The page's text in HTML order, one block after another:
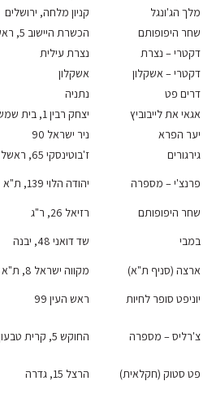
הג'ונגל
קניון מלחה, ירושלים
היפופותם
הכשרת היישוב 5, ראשל"צ
– נצרת
נצרת עילית
– אשקלון
אשקלון
פט
את לייבוביץ
יצחק רבין 1, בית שמש
הפרא
ניר ישראל 90
ז'בוטינסקי 65, ראשל"צ
– מספרה
יהודה הלוי 139, ת"א
היפופותם
רזיאל 26, ר"ג
שד דואני 48, יבנה
(סניף ת"א)
מקווה ישראל 8, ת"א
סופר לחיות
ראש העין 99
– מספרה
החוקש 5, קרית טבעון
(חקלאית) הרצל 15, גדרה